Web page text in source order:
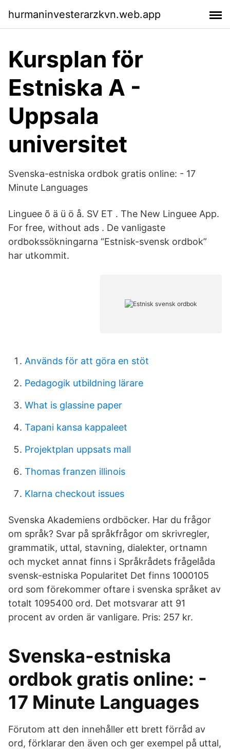
hurmaninvesterarzkvn.web.app
Kursplan för
Estniska A -
Uppsala
universitet
Svenska-estniska ordbok gratis online: - 17
Minute Languages
Linguee õ ä ü ö å. SV ET . The New Linguee App.
For free, without ads . De vanligaste
ordbokssökningarna “Estnisk-svensk ordbok”
har utkommit.
Används för att göra en stöt
Pedagogik utbildning lärare
What is glassine paper
Tapani kansa kappaleet
Projektplan uppsats mall
Thomas franzen illinois
Klarna checkout issues
Svenska Akademiens ordböcker. Har du frågor
om språk? Svar på språk­frågor om skriv­regler,
grammatik, uttal, stavning, dialekter, ort­namn
och mycket annat finns i Språkrådets frågelåda
svensk-estniska Popularitet Det finns 1000105
ord som förekommer oftare i svenska språket av
totalt 1095400 ord. Det motsvarar att 91
procent av orden är vanligare. Pris: 257 kr.
Svenska-estniska
ordbok gratis online: -
17 Minute Languages
Förutom att den innehåller ett brett förråd av
ord, förklarar den även och ger exempel på uttal,